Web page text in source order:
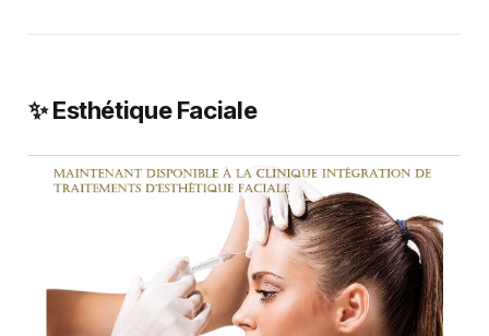
✨ Esthétique Faciale